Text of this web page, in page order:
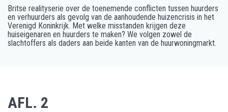
Britse realityserie over de toenemende conflicten tussen huurders
en verhuurders als gevolg van de aanhoudende huizencrisis in het
Verenigd Koninkrijk. Met welke misstanden krijgen deze
huiseigenaren en huurders te maken? We volgen zowel de
slachtoffers als daders aan beide kanten van de huurwoningmarkt.
AFL. 2